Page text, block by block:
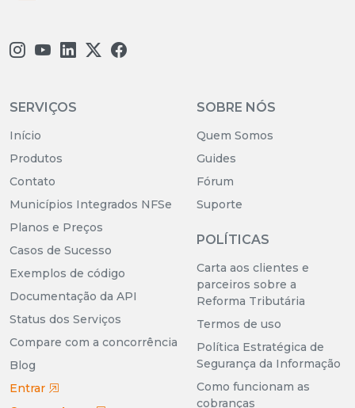
SERVIÇOS
Início
Produtos
Contato
Municípios Integrados NFSe
Planos e Preços
Casos de Sucesso
Exemplos de código
Documentação da API
Status dos Serviços
Compare com a concorrência
Blog
Entrar
SOBRE NÓS
Quem Somos
Guides
Fórum
Suporte
POLÍTICAS
Carta aos clientes e
parceiros sobre a
Reforma Tributária
Termos de uso
Política Estratégica de
Segurança da Informação
Como funcionam as
cobranças